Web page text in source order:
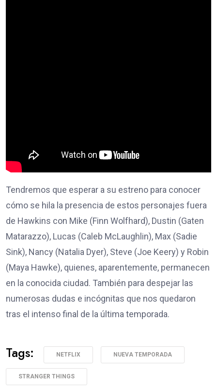
Tendremos que esperar a su estreno para conocer
cómo se hila la presencia de estos personajes fuera
de Hawkins con Mike (Finn Wolfhard), Dustin (Gaten
Matarazzo), Lucas (Caleb McLaughlin), Max (Sadie
Sink), Nancy (Natalia Dyer), Steve (Joe Keery) y Robin
(Maya Hawke), quienes, aparentemente, permanecen
en la conocida ciudad. También para despejar las
numerosas dudas e incógnitas que nos quedaron
tras el intenso final de la última temporada.
Tags: NETFLIX NUEVA TEMPORADA
STRANGER THINGS